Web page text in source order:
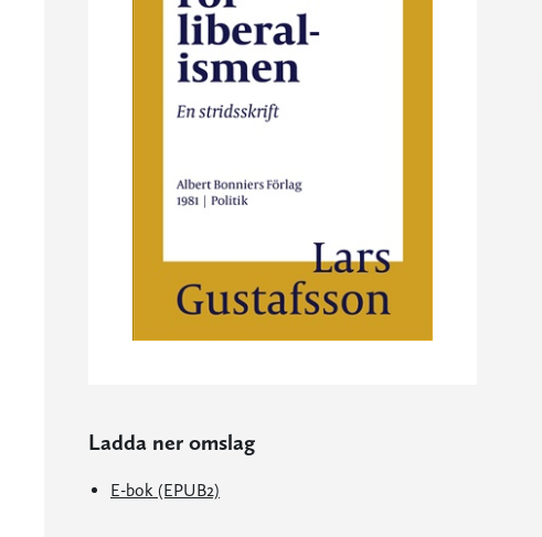
Ladda ner omslag
E-bok (EPUB2)